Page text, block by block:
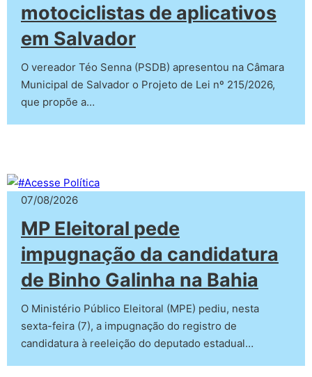
motociclistas de aplicativos
em Salvador
O vereador Téo Senna (PSDB) apresentou na Câmara
Municipal de Salvador o Projeto de Lei nº 215/2026,
que propõe a…
07/08/2026
MP Eleitoral pede
impugnação da candidatura
de Binho Galinha na Bahia
O Ministério Público Eleitoral (MPE) pediu, nesta
sexta-feira (7), a impugnação do registro de
candidatura à reeleição do deputado estadual…